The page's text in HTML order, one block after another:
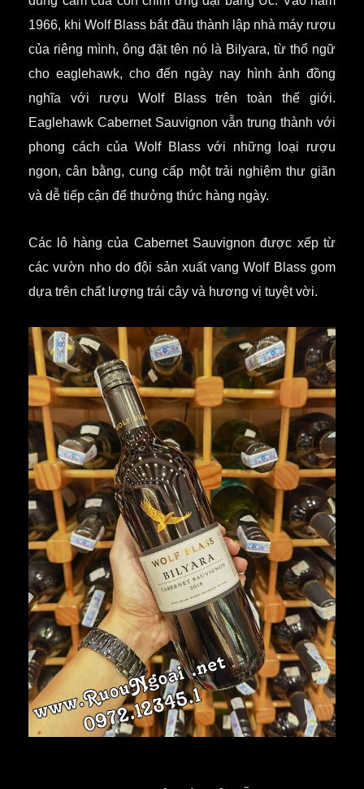
1966, khi Wolf Blass bắt đầu thành lập nhà máy rượu
của riêng mình, ông đặt tên nó là Bilyara, từ thổ ngữ
cho eaglehawk, cho đến ngày nay hình ảnh đồng
nghĩa với rượu Wolf Blass trên toàn thế giới.
Eaglehawk Cabernet Sauvignon vẫn trung thành với
phong cách của Wolf Blass với những loại rượu
ngon, cân bằng, cung cấp một trải nghiệm thư giãn
và dễ tiếp cận để thưởng thức hàng ngày.
Các lô hàng của Cabernet Sauvignon được xếp từ
các vườn nho do đội sản xuất vang Wolf Blass gom
dựa trên chất lượng trái cây và hương vị tuyệt vời.